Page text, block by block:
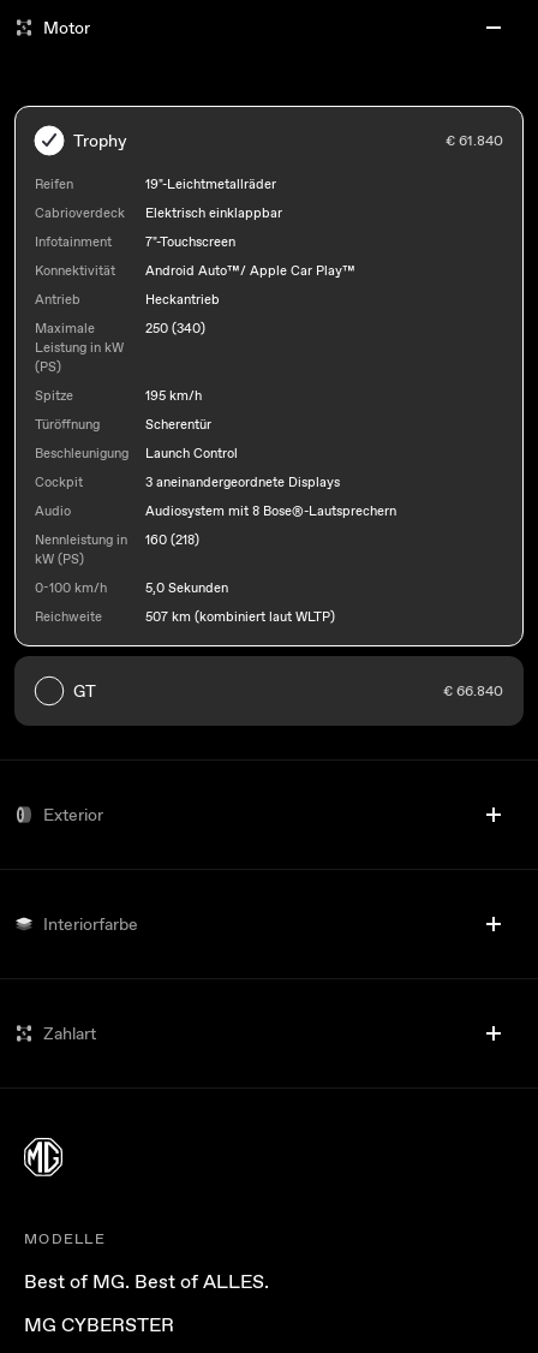
Motor
Trophy € 61.840
Reifen
19"-Leichtmetallräder
Cabrioverdeck
Elektrisch einklappbar
Infotainment
7"-Touchscreen
Konnektivität
Android Auto™/ Apple Car Play™
Antrieb
Heckantrieb
Maximale
Leistung in kW
(PS)
250 (340)
Spitze
195 km/h
Türöffnung
Scherentür
Beschleunigung
Launch Control
Cockpit
3 aneinandergeordnete Displays
Audio
Audiosystem mit 8 Bose®-Lautsprechern
Nennleistung in
kW (PS)
160 (218)
0-100 km/h
5,0 Sekunden
Reichweite
507 km (kombiniert laut WLTP)
GT € 66.840
Exterior
Interiorfarbe
Zahlart
MODELLE
Best of MG. Best of ALLES.
MG CYBERSTER